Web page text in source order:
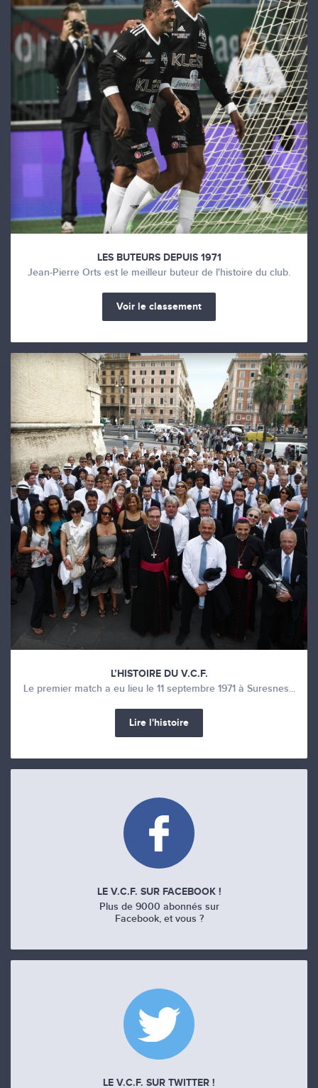
LES BUTEURS DEPUIS 1971
Jean-Pierre Orts est le meilleur buteur de l'histoire du club.
Voir le classement
L’HISTOIRE DU V.C.F.
Le premier match a eu lieu le 11 septembre 1971 à Suresnes...
Lire l'histoire
LE V.C.F. SUR FACEBOOK !
Plus de 9000 abonnés sur
Facebook, et vous ?
LE V.C.F. SUR TWITTER !